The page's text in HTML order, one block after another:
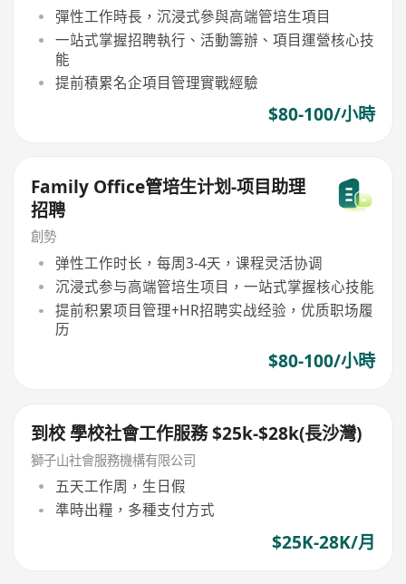
彈性工作時長，沉浸式參與高端管培生項目
一站式掌握招聘執行、活動籌辦、項目運營核心技
能
提前積累名企項目管理實戰經驗
$80-100/小時
Family Office管培生计划-项目助理
招聘
創勢
弹性工作时长，每周3-4天，课程灵活协调
沉浸式参与高端管培生项目，一站式掌握核心技能
提前积累项目管理+HR招聘实战经验，优质职场履
历
$80-100/小時
到校 學校社會工作服務 $25k-$28k(長沙灣)
獅子山社會服務機構有限公司
五天工作周，生日假
準時出糧，多種支付方式
$25K-28K/月